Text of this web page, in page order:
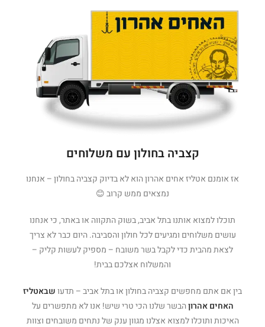
קצביה בחולון עם משלוחים
אז אומנם אטליז אחים אהרון הוא לא בדיוק קצביה בחולון – אנחנו
נמצאים ממש קרוב 😊
תוכלו למצוא אותנו בתל אביב, בשוק התקווה או באתר, כי אנחנו
עושים משלוחים ומגיעים לכל חולון והסביבה. היום כבר לא צריך
לצאת מהבית כדי לקבל בשר משובח – מספיק לעשות קליק –
והמשלוח אצלכם בבית!
בין אם אתם מחפשים קצביה בחולון או בתל אביב – תדעושבאטליז
האחים אהרוןהבשר שלנו הכי טרי שיש! אנו לא מתפשרים על
האיכות ותוכלו למצוא אצלנו מגוון ענק של נתחים משובחים וצוות